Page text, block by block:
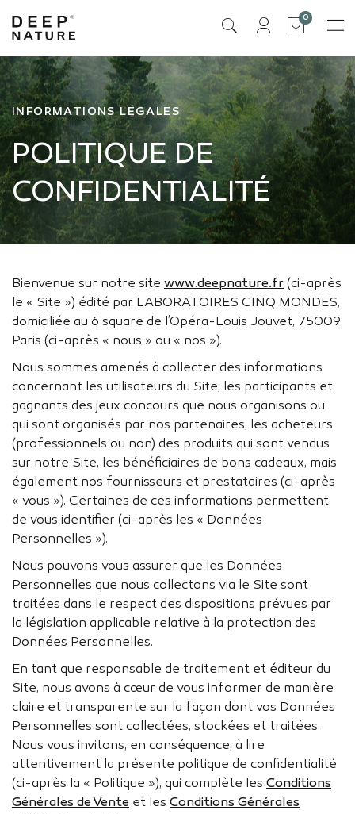
Panier
0articles
INFORMATIONS LÉGALES
POLITIQUE DE
CONFIDENTIALITÉ
Bienvenue sur notre site www.deepnature.fr (ci-après
le « Site ») édité par LABORATOIRES CINQ MONDES,
domiciliée au 6 square de l’Opéra-Louis Jouvet, 75009
Paris (ci-après « nous » ou « nos »).
Nous sommes amenés à collecter des informations
concernant les utilisateurs du Site, les participants et
gagnants des jeux concours que nous organisons ou
qui sont organisés par nos partenaires, les acheteurs
(professionnels ou non) des produits qui sont vendus
sur notre Site, les bénéficiaires de bons cadeaux, mais
également nos fournisseurs et prestataires (ci-après
« vous »). Certaines de ces informations permettent
de vous identifier (ci-après les « Données
Personnelles »).
Nous pouvons vous assurer que les Données
Personnelles que nous collectons via le Site sont
traitées dans le respect des dispositions prévues par
la législation applicable relative à la protection des
Données Personnelles.
En tant que responsable de traitement et éditeur du
Site, nous avons à cœur de vous informer de manière
claire et transparente sur la façon dont vos Données
Personnelles sont collectées, stockées et traitées.
Nous vous invitons, en conséquence, à lire
attentivement la présente politique de confidentialité
(ci-après la « Politique »), qui complète les Conditions
Générales de Vente et les Conditions Générales